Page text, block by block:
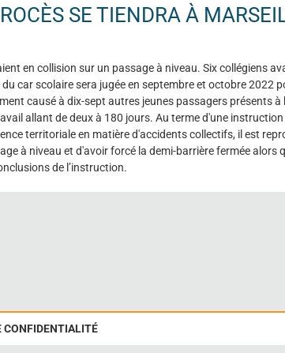
SE TIENDRA À
en collision sur un passage à niveau. Six collégiens
car scolaire sera jugée en septembre et octobre 2022
causé à dix-sept autres jeunes passagers présents à
allant de deux à 180 jours. Au terme d'une
territoriale en matière d'accidents collectifs, il est
à niveau et d'avoir forcé la demi-barrière fermée alors
de l’instruction.
CONFIDENTIALITÉ